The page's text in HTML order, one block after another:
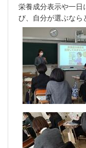
栄養成分表示や一
び、自分が選ぶなら